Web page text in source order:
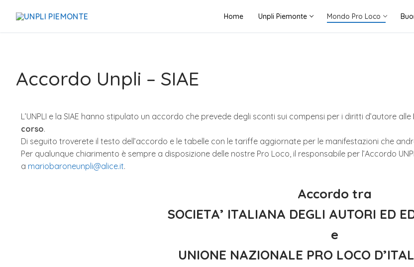
Home Unpli Piemonte Mondo Pro Loco
Accordo Unpli – SIAE
L’UNPLI e la SIAE hanno stipulato un accordo che prevede degli sconti sui compensi per i diritti d’autore alle
corso.
Di seguito troverete il testo dell’accordo e le tabelle con le tariffe aggiornate per le manifestazioni che
Per qualunque chiarimento è sempre a disposizione delle nostre Pro Loco, il responsabile per l’Accordo
a mariobaroneunpli@alice.it.
Accordo tra
SOCIETA’ ITALIANA DEGLI AUTORI ED
e
UNIONE NAZIONALE PRO LOCO